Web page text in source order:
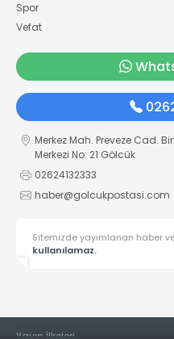
Spor
Vefat
Merkez Mah. Preveze Cad.
Merkezi No: 21 Gölcük
02624132333
haber@golcukpostasi.com
Sitemizde yayımlanan haber
kullanılamaz.